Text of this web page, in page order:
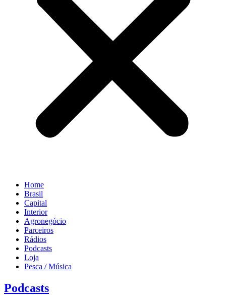
Home
Brasil
Capital
Interior
Agronegócio
Parceiros
Rádios
Podcasts
Loja
Pesca / Música
Podcasts